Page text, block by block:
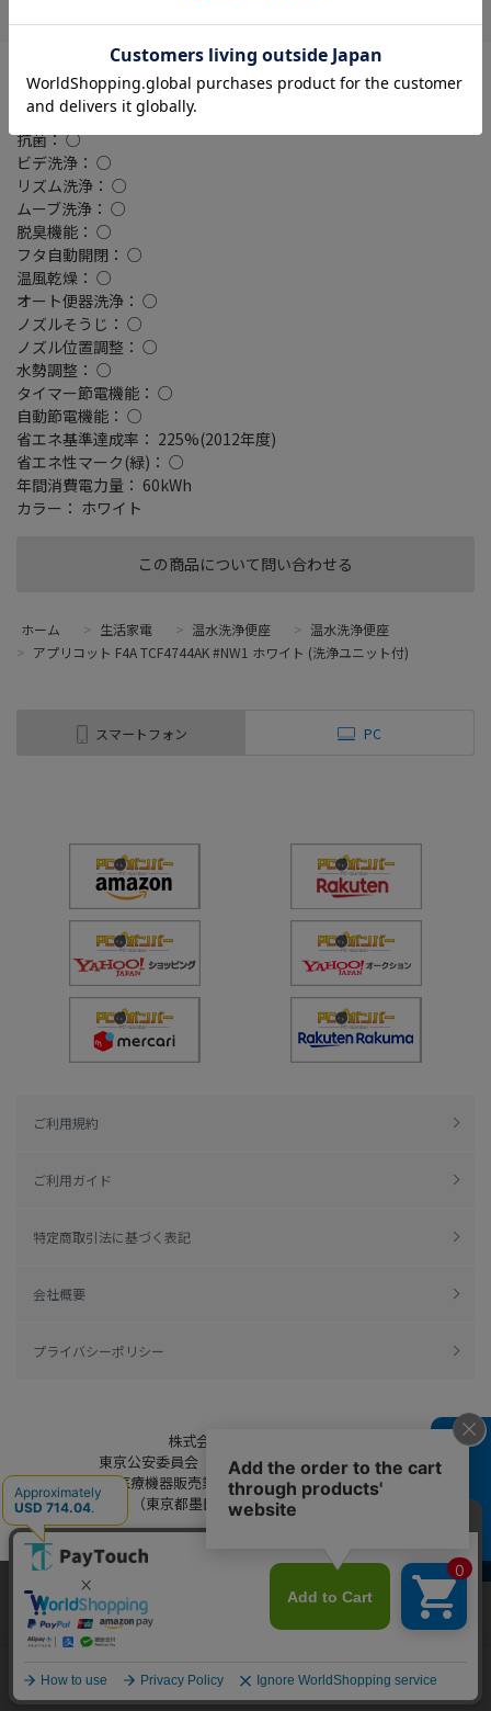
よくある質問
この商品について問い合わせる
操作パネル： 壁掛け型
除菌： ○
抗菌： ○
ビデ洗浄： ○
リズム洗浄： ○
ムーブ洗浄： ○
脱臭機能： ○
フタ自動開閉： ○
温風乾燥： ○
オート便器洗浄： ○
ノズルそうじ： ○
ノズル位置調整： ○
水勢調整： ○
タイマー節電機能： ○
自動節電機能： ○
省エネ基準達成率： 225%(2012年度)
省エネ性マーク(緑)： ○
年間消費電力量： 60kWh
カラー： ホワイト
ホーム > 生活家電 > 温水洗浄便座 > 温水洗浄便座
> アプリコット F4A TCF4744AK #NW1 ホワイト (洗浄ユニット付)
スマートフォン PC
ご利用規約
ご利用ガイド
特定商取引法に基づく表記
会社概要
プライバシーポリシー
株式会社綿半ドットコム
東京公安委員会（許可済み） 306609804230号
管理医療機器販売業 届出日：平成27年11月19日
（東京都墨田区保健所生活衛生課）
Copyright 2022
Powered by Watahan Partners Co., Ltd.
当ウェブサイトでは、お客様により良いサービス
をご提供するため、クッキーを利用しています。
サイト利用を継続することにより、クッキーの使
細はこちら」をご覧ください。
同意する